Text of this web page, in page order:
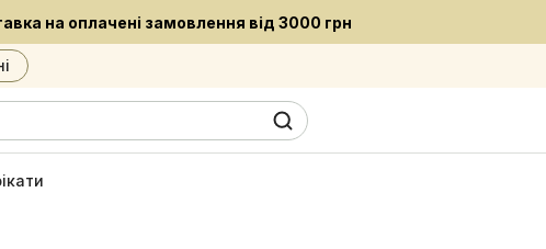
улюблені засоби за приємною ціною